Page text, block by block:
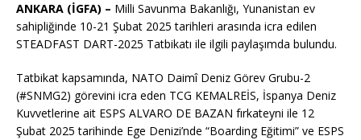
ANKARA (İGFA) – Milli Savunma Bakanlığı, Yunanistan ev
sahipliğinde 10-21 Şubat 2025 tarihleri arasında icra edilen
STEADFAST DART-2025 Tatbikatı ile ilgili paylaşımda bulundu.
Tatbikat kapsamında, NATO Daimî Deniz Görev Grubu-2
(#SNMG2) görevini icra eden TCG KEMALREİS, İspanya Deniz
Kuvvetlerine ait ESPS ALVARO DE BAZAN fırkateyni ile 12
Şubat 2025 tarihinde Ege Denizi’nde “Boarding Eğitimi” ve ESPS